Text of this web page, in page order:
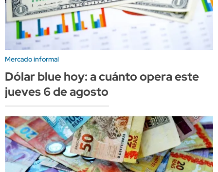
Mercado informal
Dólar blue hoy: a cuánto opera este
jueves 6 de agosto